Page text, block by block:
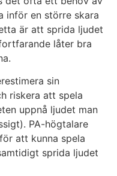
inför en större skara
är att sprida ljudet
låter bra
sin
riskera att spela
uppnå ljudet man
PA-högtalare
att kunna spela
sprida ljudet